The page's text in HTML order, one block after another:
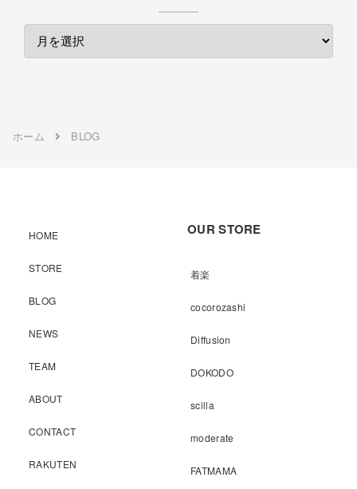
ホーム BLOG
HOME
STORE
BLOG
NEWS
TEAM
ABOUT
CONTACT
RAKUTEN
OUR STORE
着楽
cocorozashi
Diffusion
DOKODO
scilla
moderate
FATMAMA